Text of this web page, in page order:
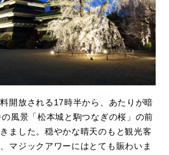
開放される17時半から、あたりが暗
風景「松本城と駒つなぎの桜」の前
ました。穏やかな晴天のもと観光客
マジックアワーにはとても賑わいま